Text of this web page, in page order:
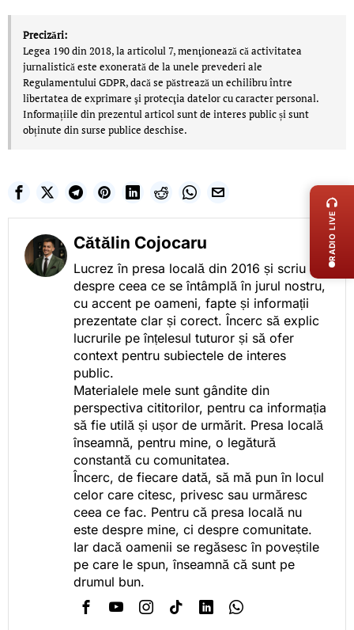
Precizări:
Legea 190 din 2018, la articolul 7, menţionează că activitatea
jurnalistică este exonerată de la unele prevederi ale
Regulamentului GDPR, dacă se păstrează un echilibru între
libertatea de exprimare şi protecţia datelor cu caracter personal.
Informațiile din prezentul articol sunt de interes public și sunt
obținute din surse publice deschise.
Cătălin Cojocaru
Lucrez în presa locală din 2016 și scriu
despre ceea ce se întâmplă în jurul nostru,
cu accent pe oameni, fapte și informații
prezentate clar și corect. Încerc să explic
lucrurile pe înțelesul tuturor și să ofer
context pentru subiectele de interes
public.
Materialele mele sunt gândite din
perspectiva cititorilor, pentru ca informația
să fie utilă și ușor de urmărit. Presa locală
înseamnă, pentru mine, o legătură
constantă cu comunitatea.
Încerc, de fiecare dată, să mă pun în locul
celor care citesc, privesc sau urmăresc
ceea ce fac. Pentru că presa locală nu
este despre mine, ci despre comunitate.
Iar dacă oamenii se regăsesc în poveștile
pe care le spun, înseamnă că sunt pe
drumul bun.
RADIO LIVE